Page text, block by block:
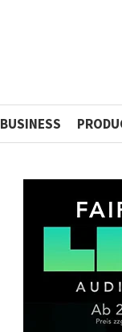
BUSINESS